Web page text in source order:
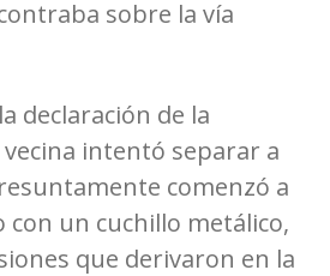
sobre la vía
declaración de la
intentó separar a
comenzó a
con un cuchillo metálico,
que derivaron en la